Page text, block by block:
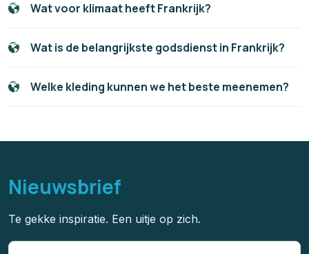
Wat voor klimaat heeft Frankrijk?
Wat is de belangrijkste godsdienst in Frankrijk?
Welke kleding kunnen we het beste meenemen?
Nieuwsbrief
Te gekke inspiratie. Een uitje op zich.